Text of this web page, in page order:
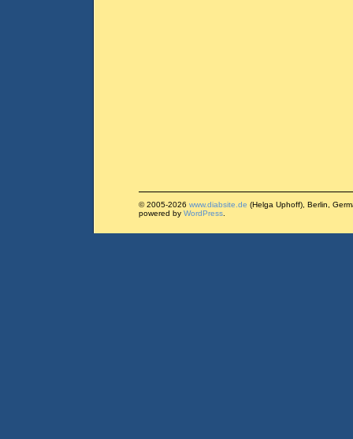
© 2005-2026 www.diabsite.de (Helga Uphoff), Berlin,
powered by WordPress.